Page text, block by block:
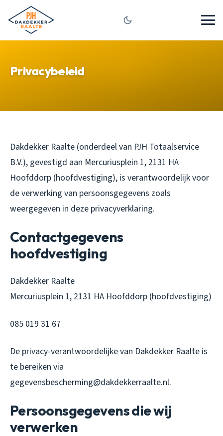
Privacybeleid
Dakdekker Raalte (onderdeel van PJH Totaalservice
B.V.), gevestigd aan Mercuriusplein 1, 2131 HA
Hoofddorp (hoofdvestiging), is verantwoordelijk voor
de verwerking van persoonsgegevens zoals
weergegeven in deze privacyverklaring.
Contactgegevens
hoofdvestiging
Dakdekker Raalte
Mercuriusplein 1, 2131 HA Hoofddorp (hoofdvestiging)
085 019 31 67
De privacy-verantwoordelijke van Dakdekker Raalte is
te bereiken via
gegevensbescherming@dakdekkerraalte.nl.
Persoonsgegevens die wij
verwerken